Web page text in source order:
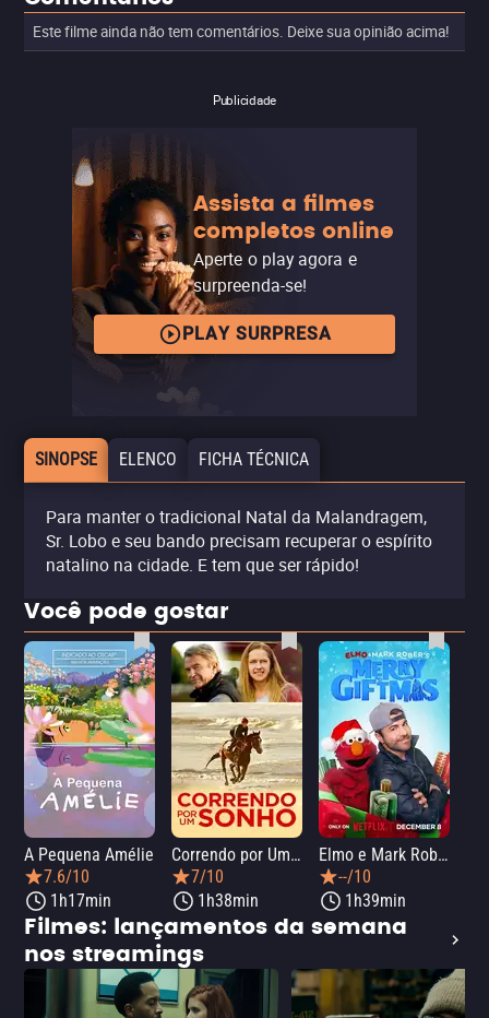
Este filme ainda não tem comentários. Deixe sua opinião acima!
Publicidade
Assista a filmes
completos online
Aperte o play agora e
surpreenda-se!
PLAY SURPRESA
SINOPSE ELENCO FICHA TÉCNICA
Para manter o tradicional Natal da Malandragem,
Sr. Lobo e seu bando precisam recuperar o espírito
natalino na cidade. E tem que ser rápido!
Você pode gostar
A Pequena Amélie
7.6/10
1h17min
Correndo por Um Sonho
7/10
1h38min
Elmo e Mark Rober na Oficina de Natal
--/10
1h39min
Filmes: lançamentos da semana
nos streamings